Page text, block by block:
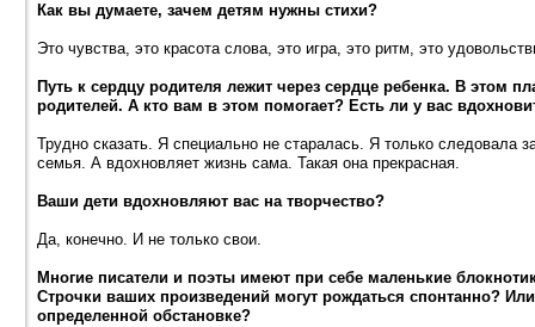
Как вы думаете, зачем детям нужны стихи?
Это чувства, это красота слова, это игра, это ритм, это
Путь к сердцу родителя лежит через сердце ребенка. В этом
родителей. А кто вам в этом помогает? Есть ли у вас
Трудно сказать. Я специально не старалась. Я только следовала
семья. А вдохновляет жизнь сама. Такая она прекрасная.
Ваши дети вдохновляют вас на творчество?
Да, конечно. И не только свои.
Многие писатели и поэты имеют при себе маленькие
Строчки ваших произведений могут рождаться спонтанно?
определенной обстановке?